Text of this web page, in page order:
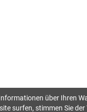
über Ihren
surfen, stimmen Sie